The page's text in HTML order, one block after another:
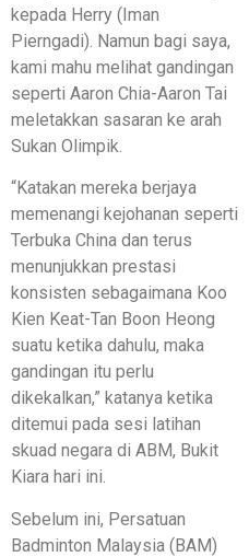
kepada Herry (Iman
Pierngadi). Namun bagi saya,
kami mahu melihat gandingan
seperti Aaron Chia-Aaron Tai
meletakkan sasaran ke arah
Sukan Olimpik.
“Katakan mereka berjaya
memenangi kejohanan seperti
Terbuka China dan terus
menunjukkan prestasi
konsisten sebagaimana Koo
Kien Keat-Tan Boon Heong
suatu ketika dahulu, maka
gandingan itu perlu
dikekalkan,” katanya ketika
ditemui pada sesi latihan
skuad negara di ABM, Bukit
Kiara hari ini.
Sebelum ini, Persatuan
Badminton Malaysia (BAM)